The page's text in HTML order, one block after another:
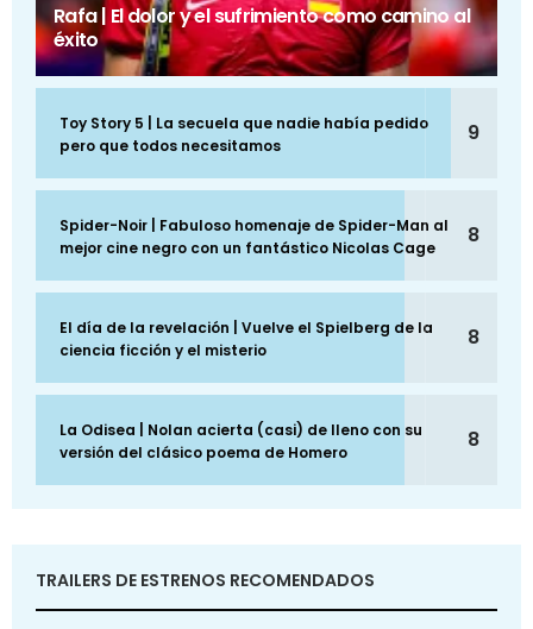
Rafa | El dolor y el sufrimiento como camino al
éxito
Toy Story 5 | La secuela que nadie había pedido
pero que todos necesitamos
9
Spider-Noir | Fabuloso homenaje de Spider-Man al
mejor cine negro con un fantástico Nicolas Cage
8
El día de la revelación | Vuelve el Spielberg de la
ciencia ficción y el misterio
8
La Odisea | Nolan acierta (casi) de lleno con su
versión del clásico poema de Homero
8
TRAILERS DE ESTRENOS RECOMENDADOS